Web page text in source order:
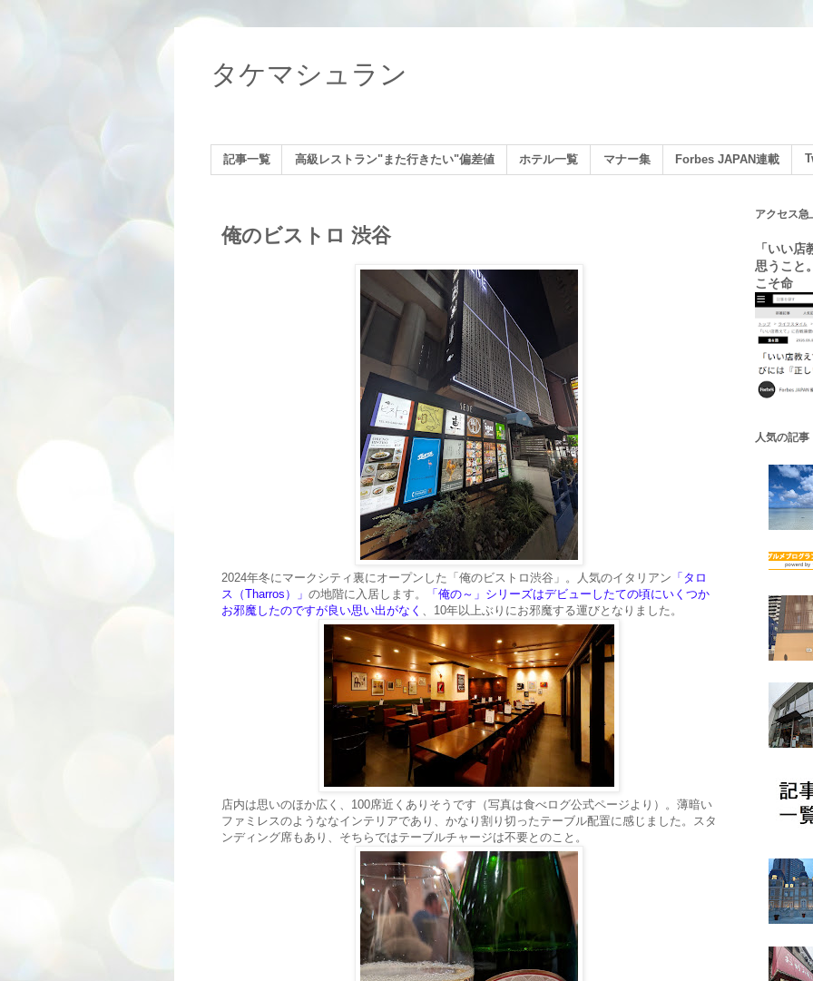
タケマシュラン
記事一覧 高級レストラン"また行きたい"偏差値 ホテル一覧 マナー集 Forbes JAPAN連載
俺のビストロ 渋谷
2024年冬にマークシティ裏にオープンした「俺のビストロ渋谷」。人気のイタリアン 「タロ
ス（Tharros）」 の地階に入居します。
「俺の～」シリーズはデビューしたての頃にいくつか
お邪魔したのですが良い思い出がなく
、10年以上ぶりにお邪魔する運びとなりました。
店内は思いのほか広く、100席近くありそうです（写真は食べログ公式ページより）。薄暗い
ファミレスのようななインテリアであり、かなり割り切ったテーブル配置に感じました。スタ
ンディング席もあり、そちらではテーブルチャージは不要とのこと。
アクセス急
「いい
思うこと
こそ命
人気の記事